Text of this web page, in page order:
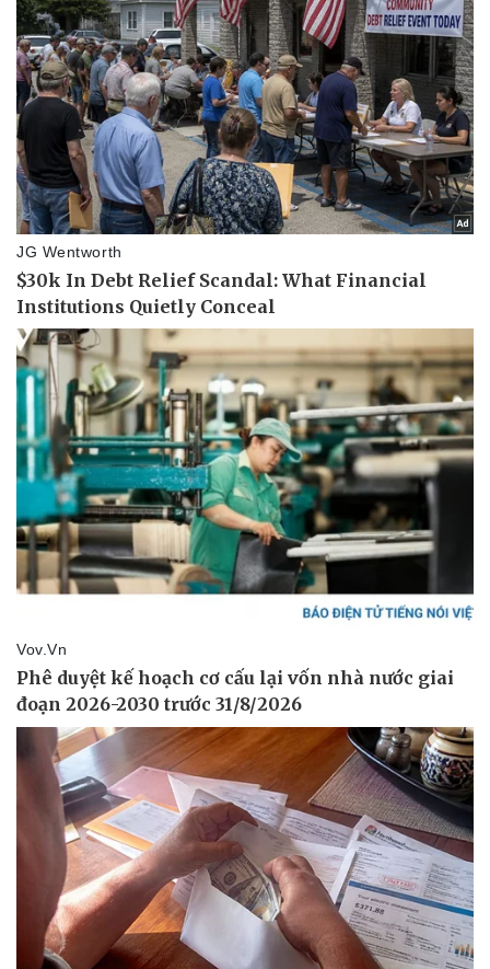
Pháp luật
Vụ án
Tin nóng
Tư vấn luật
Quân sự - Quốc phòng
Vũ khí
Việt Nam
Phân tích